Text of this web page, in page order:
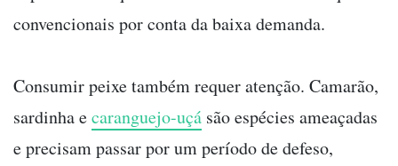
convencionais por conta da baixa demanda.
Consumir peixe também requer atenção. Camarão,
sardinha ecaranguejo-uçá são espécies ameaçadas
e precisam passar por um período de defeso,